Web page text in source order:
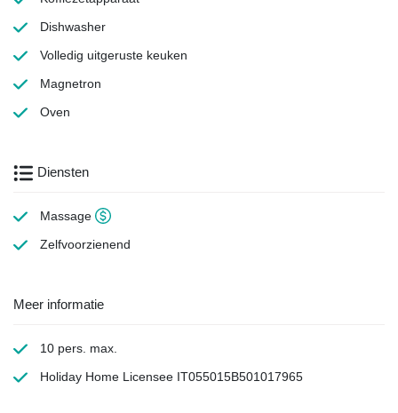
Dishwasher
Volledig uitgeruste keuken
Magnetron
Oven
Diensten
Massage
Zelfvoorzienend
Meer informatie
10 pers. max.
Holiday Home Licensee IT055015B501017965